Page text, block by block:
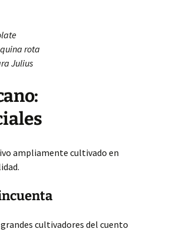
rota
Julius
ampliamente cultivado en
grandes cultivadores del cuento